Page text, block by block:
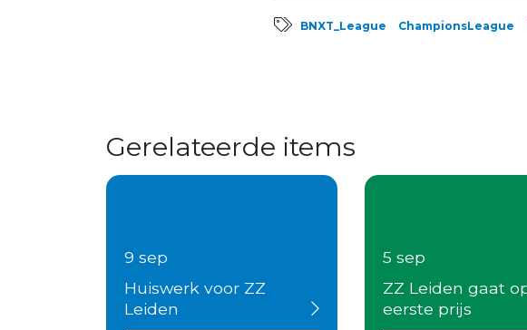
BNXT_League ChampionsLeague
Gerelateerde items
9 sep
Huiswerk voor ZZ
Leiden
5 sep
ZZ Leiden gaat
eerste prijs